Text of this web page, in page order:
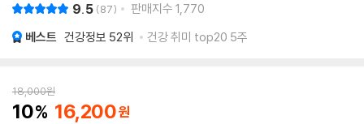
9.5 87 판매지수 1,770
베스트 건강정보 52위 건강 취미 top20 5주
18,000원
10 16,200